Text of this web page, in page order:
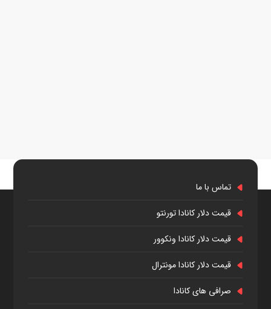
تماس با ما
قیمت دلار کانادا تورنتو
قیمت دلار کانادا ونکوور
قیمت دلار کانادا مونترال
صرافی های کانادا